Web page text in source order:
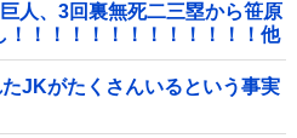
人、3回裏無死二三塁から笹原
！！！！！！！！！！！！他
たJKがたくさんいるという事実